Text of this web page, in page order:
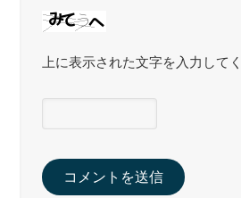
上に表示された文字を入力して